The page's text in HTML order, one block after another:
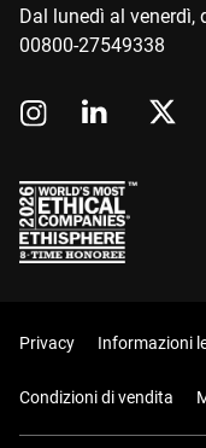
Dal lunedì al venerdì,
00800-27549338
Privacy Informazioni
Condizioni di vendita